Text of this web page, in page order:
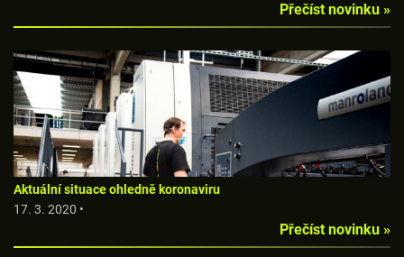
Přečíst novinku »
Aktuální situace ohledně koronaviru
17. 3. 2020 •
Přečíst novinku »